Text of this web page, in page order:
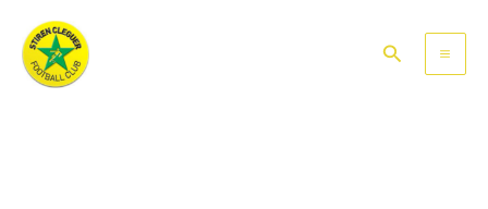
contenu
Rechercher